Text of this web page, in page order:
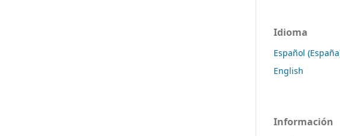
Idioma
Español
English
Información